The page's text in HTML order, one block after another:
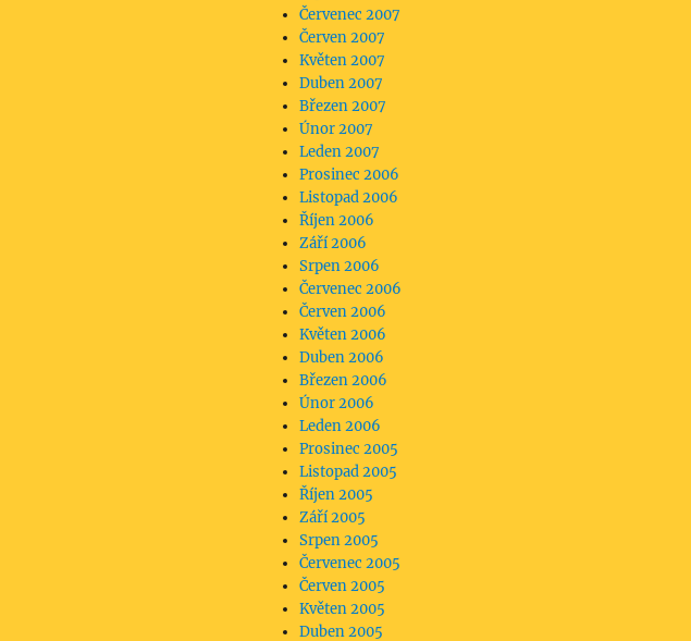
Červenec 2007
Červen 2007
Květen 2007
Duben 2007
Březen 2007
Únor 2007
Leden 2007
Prosinec 2006
Listopad 2006
Říjen 2006
Září 2006
Srpen 2006
Červenec 2006
Červen 2006
Květen 2006
Duben 2006
Březen 2006
Únor 2006
Leden 2006
Prosinec 2005
Listopad 2005
Říjen 2005
Září 2005
Srpen 2005
Červenec 2005
Červen 2005
Květen 2005
Duben 2005